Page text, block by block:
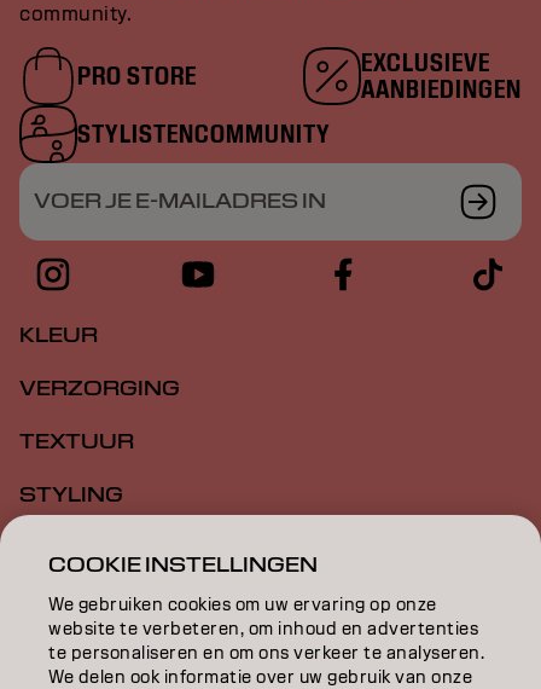
community.
PRO STORE
EXCLUSIEVE
AANBIEDINGEN
STYLISTENCOMMUNITY
VOER JE E-MAILADRES IN
KLEUR
VERZORGING
TEXTUUR
STYLING
EDUCATION
OVER
COOKIE INSTELLINGEN
We gebruiken cookies om uw ervaring op onze
website te verbeteren, om inhoud en advertenties
te personaliseren en om ons verkeer te analyseren.
We delen ook informatie over uw gebruik van onze